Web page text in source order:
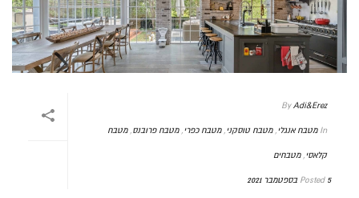
By Adi&Erez
In מטבח אנגלי,מטבח טוסקני,מטבח כפרי,מטבח פרובנס,מטבח
קלאסי,מטבחים
Posted 5 בספטמבר 2021